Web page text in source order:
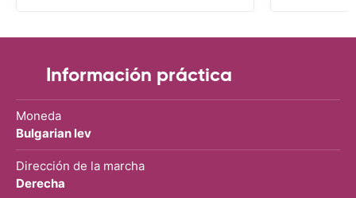
con CARRETALS. Muchas gracias.
para ALBANIA
Información práctica
Moneda
Bulgarian lev
Dirección de la marcha
Derecha